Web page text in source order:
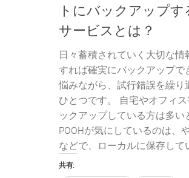
トにバックアップす
サービスとは？
日々蓄積されていく大切な情
すれば確実にバックアップで
悩みながら、試行錯誤を繰り
ひとつです。 自宅やオフィ
ックアップしている方は多い
POOHが気にしているのは、
などで、ローカルに保存して
共有: